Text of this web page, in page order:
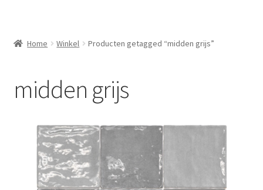
Mozaïekvellen
Contact
Home Winkel Producten getagged “midden grijs”
midden grijs